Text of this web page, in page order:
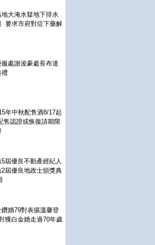
地大淹水疑地下排水
要求市府對症下藥解
處謝浚豪處長布達
年中秋配售酒8/17起
售認證或恢復請期限
屆優良不動產經紀人
2屆優良地政士頒獎典
鑽婚79對表揚溫馨登
獲白金婚走過70年歲